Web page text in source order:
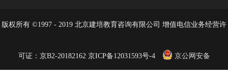
版权所有 ©1997 - 2019 北京建培教育咨询有限公司 增值电信业务经营许
可证：京B2-20182162 京ICP备12031593号-4 京公网安备